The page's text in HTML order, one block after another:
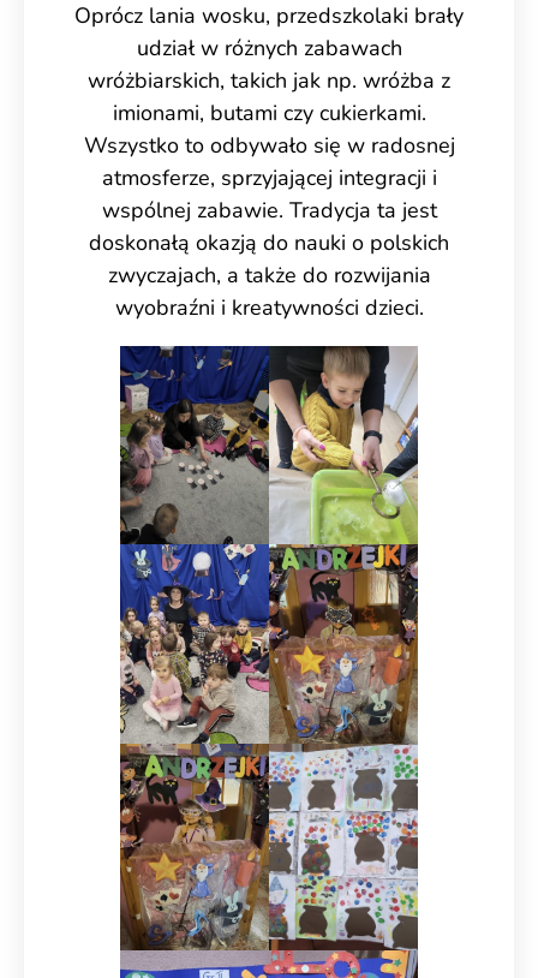
Oprócz lania wosku, przedszkolaki brały
udział w różnych zabawach
wróżbiarskich, takich jak np. wróżba z
imionami, butami czy cukierkami.
Wszystko to odbywało się w radosnej
atmosferze, sprzyjającej integracji i
wspólnej zabawie. Tradycja ta jest
doskonałą okazją do nauki o polskich
zwyczajach, a także do rozwijania
wyobraźni i kreatywności dzieci.